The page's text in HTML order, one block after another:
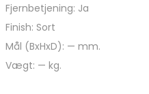
Fjernbetjening: Ja
Finish: Sort
Mål (BxHxD): — mm.
Vægt: — kg.